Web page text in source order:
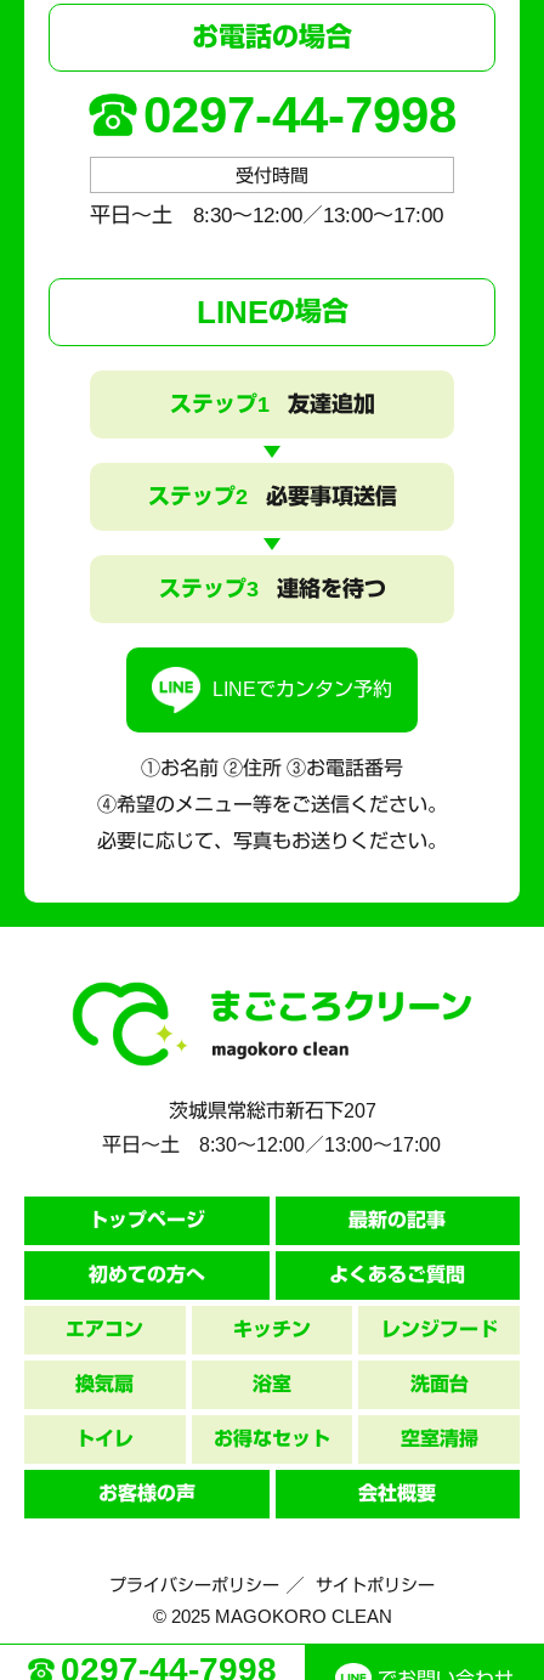
0297-44-7998
お電話の場合
0297-44-7998
受付時間
平日～土 8:30〜12:00／13:00〜17:00
LINEの場合
ステップ1 友達追加
ステップ2 必要事項送信
ステップ3 連絡を待つ
LINEでカンタン予約
①お名前 ②住所 ③お電話番号
④希望のメニュー等をご送信ください。
必要に応じて、写真もお送りください。
茨城県常総市新石下207
平日～土 8:30〜12:00／13:00〜17:00
トップページ 最新の記事
初めての方へ よくあるご質問
エアコン キッチン レンジフード
換気扇 浴室 洗面台
トイレ お得なセット 空室清掃
お客様の声 会社概要
プライバシーポリシー サイトポリシー
© 2025 MAGOKORO CLEAN